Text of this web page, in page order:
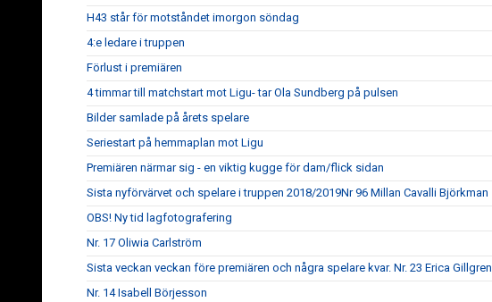
H43 står för motståndet imorgon söndag
4:e ledare i truppen
Förlust i premiären
4 timmar till matchstart mot Ligu- tar Ola Sundberg på pulsen
Bilder samlade på årets spelare
Seriestart på hemmaplan mot Ligu
Premiären närmar sig - en viktig kugge för dam/flick sidan
Sista nyförvärvet och spelare i truppen 2018/2019Nr 96 Millan Cavalli Björkman
OBS! Ny tid lagfotografering
Nr. 17 Oliwia Carlström
Sista veckan veckan före premiären och några spelare kvar. Nr. 23 Erica Gillgren
Nr. 14 Isabell Börjesson